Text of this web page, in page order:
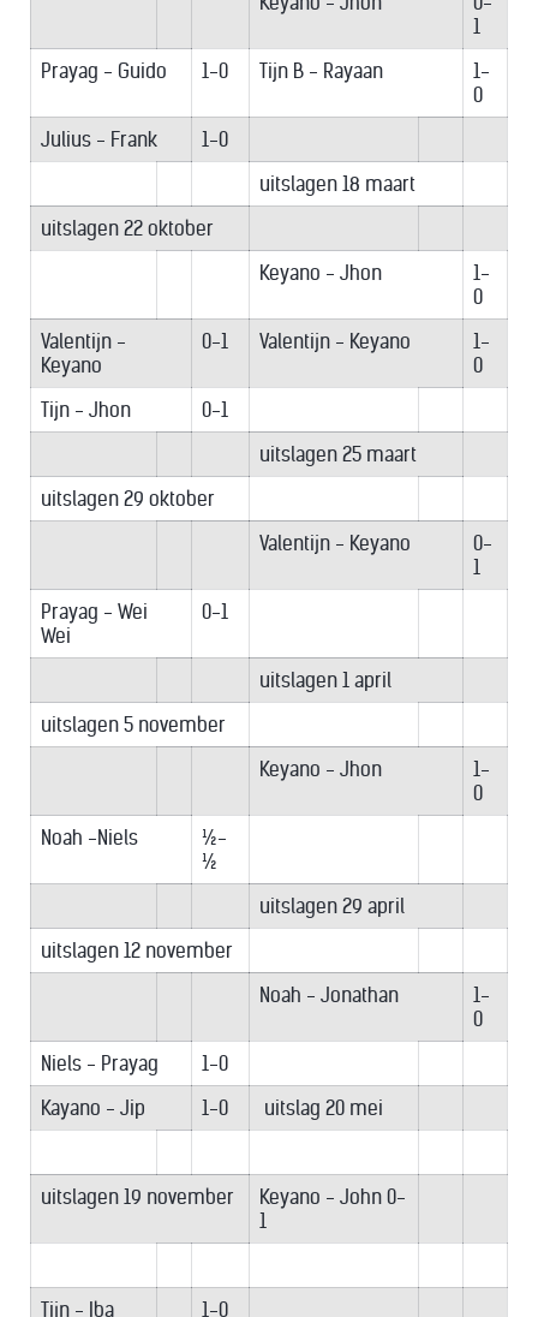
1
Prayag - Guido
1-0 Tijn B - Rayaan
1-
0
Julius - Frank
1-0
uitslagen 18 maart
uitslagen 22 oktober
Keyano - Jhon
1-
0
Valentijn -
Keyano
0-1 Valentijn - Keyano
1-
0
Tijn - Jhon
0-1
uitslagen 25 maart
uitslagen 29 oktober
Valentijn - Keyano
0-
1
Prayag - Wei
Wei
0-1
uitslagen 1 april
uitslagen 5 november
Keyano - Jhon
1-
0
Noah -Niels
½-
½
uitslagen 29 april
uitslagen 12 november
Noah - Jonathan
1-
0
Niels - Prayag
1-0
Kayano - Jip
1-0 uitslag 20 mei
uitslagen 19 november
Keyano - John 0-
1
Tijn - Iba
1-0